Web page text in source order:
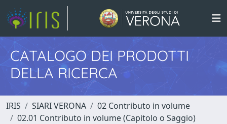
CATALOGO DEI PRODOTTI
DELLA RICERCA
IRIS SIARI VERONA
02 Contributo in volume
02.01 Contributo in volume (Capitolo o Saggio)